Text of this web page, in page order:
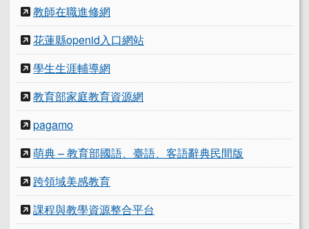
教師在職進修網
花蓮縣openid入口網站
學生生涯輔導網
教育部家庭教育資源網
pagamo
萌典 – 教育部國語、臺語、客語辭典民間版
跨領域美感教育
課程與教學資源整合平台